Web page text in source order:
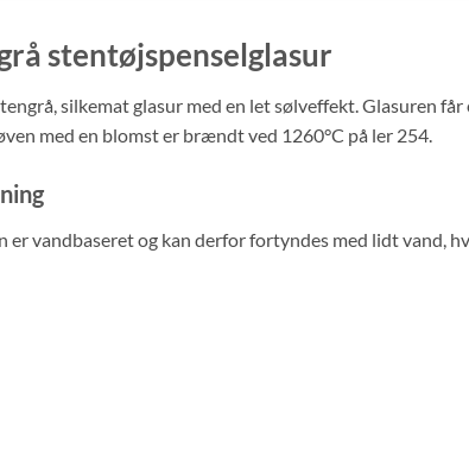
stentøjspenselglasur
silkemat glasur med en let sølveffekt. Glasuren
med en blomst er brændt ved 1260°C på ler 254.
er vandbaseret og kan derfor fortyndes med lidt vand,